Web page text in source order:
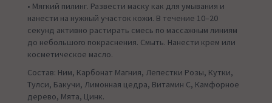
• Мягкий пилинг. Развести маску как для умывания и
нанести на нужный участок кожи. В течение 10–20
секунд активно растирать смесь по массажным линиям
до небольшого покраснения. Смыть. Нанести крем или
косметическое масло.
Состав: Ним, Карбонат Магния, Лепестки Розы, Кутки,
Тулси, Бакучи, Лимонная цедра, Витамин С, Камфорное
дерево, Мята, Цинк.